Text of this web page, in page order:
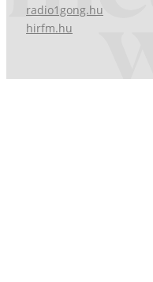
radio1gong.hu
hirfm.hu